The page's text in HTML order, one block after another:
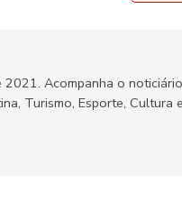
Acompanha o
Turismo, Esporte, Cultura